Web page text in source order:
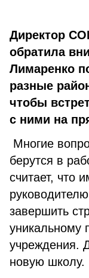
Директор
обратила
Лимаренко
разные
чтобы
с ними на
Многие
берутся в
считает, что
завершить
уникальному
учреждения.
новую школу.